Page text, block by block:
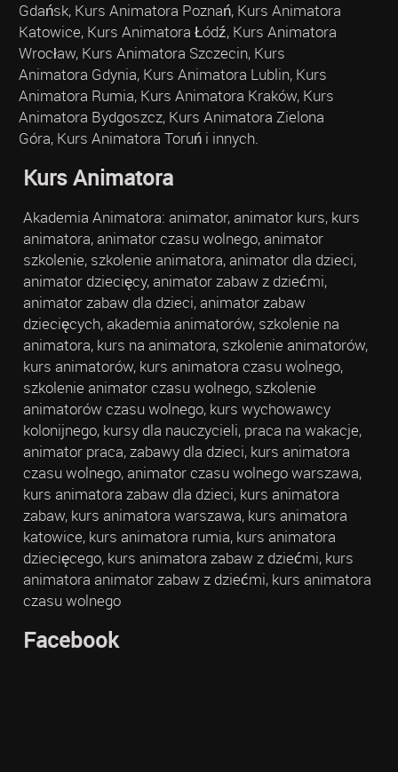
Gdańsk, Kurs Animatora Poznań, Kurs Animatora
Katowice, Kurs Animatora Łódź, Kurs Animatora
Wrocław, Kurs Animatora Szczecin, Kurs
Animatora Gdynia, Kurs Animatora Lublin, Kurs
Animatora Rumia, Kurs Animatora Kraków, Kurs
Animatora Bydgoszcz, Kurs Animatora Zielona
Góra, Kurs Animatora Toruń i innych.
Kurs Animatora
Akademia Animatora: animator, animator kurs, kurs
animatora, animator czasu wolnego, animator
szkolenie, szkolenie animatora, animator dla dzieci,
animator dziecięcy, animator zabaw z dziećmi,
animator zabaw dla dzieci, animator zabaw
dziecięcych, akademia animatorów, szkolenie na
animatora, kurs na animatora, szkolenie animatorów,
kurs animatorów, kurs animatora czasu wolnego,
szkolenie animator czasu wolnego, szkolenie
animatorów czasu wolnego, kurs wychowawcy
kolonijnego, kursy dla nauczycieli, praca na wakacje,
animator praca, zabawy dla dzieci, kurs animatora
czasu wolnego, animator czasu wolnego warszawa,
kurs animatora zabaw dla dzieci, kurs animatora
zabaw, kurs animatora warszawa, kurs animatora
katowice, kurs animatora rumia, kurs animatora
dziecięcego, kurs animatora zabaw z dziećmi, kurs
animatora animator zabaw z dziećmi, kurs animatora
czasu wolnego
Facebook